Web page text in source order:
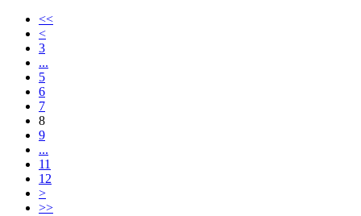
<<
<
3
...
5
6
7
8
9
...
11
12
>
>>